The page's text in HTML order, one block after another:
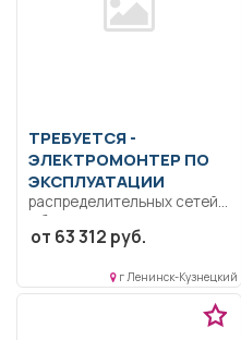
ТРЕБУЕТСЯ -
ЭЛЕКТРОМОНТЕР ПО
ЭКСПЛУАТАЦИИ
распределительных сетей
Образование: Среднее
профессиональное..
обязанности согласно
должностной...
от 63 312 руб.
г Ленинск-Кузнецкий